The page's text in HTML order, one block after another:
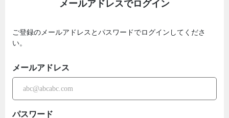
メールアドレスでログイン
ご登録のメールアドレスとパスワードでログインしてくださ
い。
メールアドレス
パスワード